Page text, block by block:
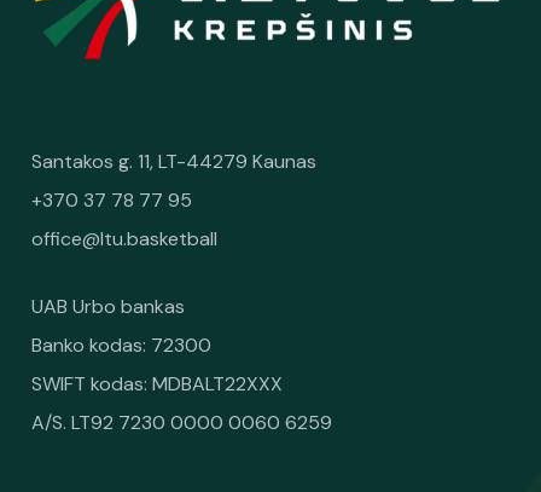
Santakos g. 11, LT-44279 Kaunas
+370 37 78 77 95
office@ltu.basketball
UAB Urbo bankas
Banko kodas: 72300
SWIFT kodas: MDBALT22XXX
A/S. LT92 7230 0000 0060 6259